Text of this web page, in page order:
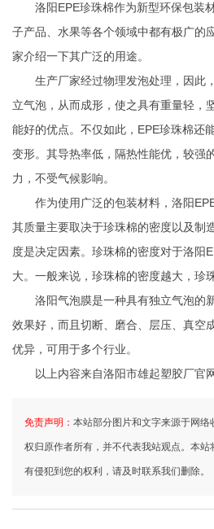
洛阳EPE珍珠棉作为新型环保包装
子产品、水果等各个领域中都有极广的
家介绍一下其广泛的用途。
生产厂家经过物理发泡处理，因此
立气泡，从而成形，使之具有重量轻，
能好的优点。不仅如此，EPE珍珠棉还
变形。其导热率低，隔热性能优，较强
力，不受气候影响。
作为使用广泛的包装材料，洛阳
其质量主要取决于珍珠棉的密度以及制
度是决定因素。珍珠棉的密度对于洛阳
大。一般来说，珍珠棉的密度越大，珍
洛阳气泡膜是一种具有独立气泡的
效果好，而且切断、磨合、层压、真空
优异，可用于多个行业。
以上内容来自洛阳市雄起塑胶厂官
免责声明： 本站部分图片和文字来源于网
权归原作者所有，并不代表我站观点。本
有侵犯到您的权利，请及时联系我们删除。